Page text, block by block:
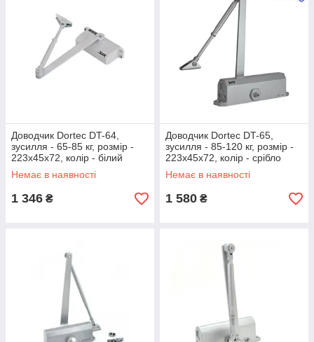
Доводчик Dortec DT-64,
зусилля - 65-85 кг, розмір -
223x45x72, колір - білий
Немає в наявності
1 346 ₴
Доводчик Dortec DT-65,
зусилля - 85-120 кг, розмір -
223x45x72, колір - срібло
Немає в наявності
1 580 ₴